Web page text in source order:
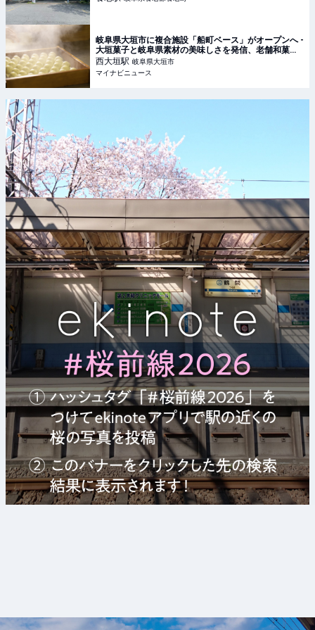
岐阜県大垣市に複合施設「船町ベース」がオープンへ -
大垣菓子と岐阜県素材の美味しさを発信、老舗和菓子
「金蝶堂總本店」も復活
西大垣駅 岐阜県大垣市
マイナビニュース